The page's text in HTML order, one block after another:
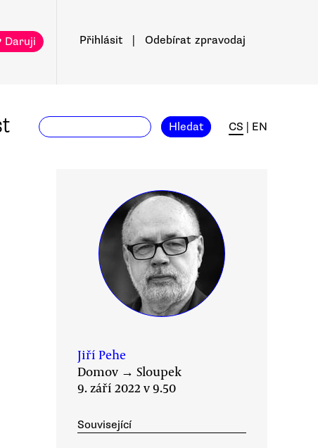
Daruji Přihlásit Odebírat zpravodaj
Hledat CS EN
Jiří Pehe
Domov → Sloupek
9. září 2022 v 9.50
Související